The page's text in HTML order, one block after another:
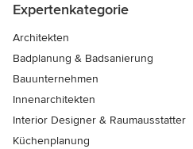
Expertenkategorie
Architekten
Badplanung & Badsanierung
Bauunternehmen
Innenarchitekten
Interior Designer & Raumausstatter
Küchenplanung